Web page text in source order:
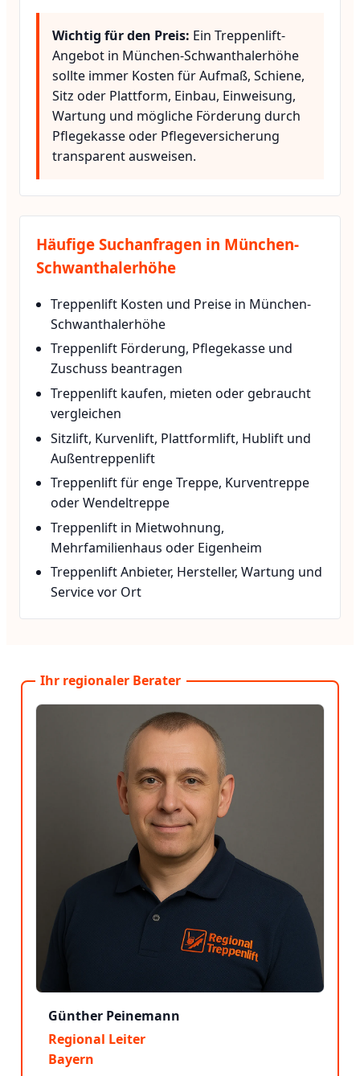
Wichtig für den Preis: Ein Treppenlift-
Angebot in München-Schwanthalerhöhe
sollte immer Kosten für Aufmaß, Schiene,
Sitz oder Plattform, Einbau, Einweisung,
Wartung und mögliche Förderung durch
Pflegekasse oder Pflegeversicherung
transparent ausweisen.
Häufige Suchanfragen in München-
Schwanthalerhöhe
Treppenlift Kosten und Preise in München-
Schwanthalerhöhe
Treppenlift Förderung, Pflegekasse und
Zuschuss beantragen
Treppenlift kaufen, mieten oder gebraucht
vergleichen
Sitzlift, Kurvenlift, Plattformlift, Hublift und
Außentreppenlift
Treppenlift für enge Treppe, Kurventreppe
oder Wendeltreppe
Treppenlift in Mietwohnung,
Mehrfamilienhaus oder Eigenheim
Treppenlift Anbieter, Hersteller, Wartung und
Service vor Ort
Ihr regionaler Berater
Günther Peinemann
Regional Leiter
Bayern